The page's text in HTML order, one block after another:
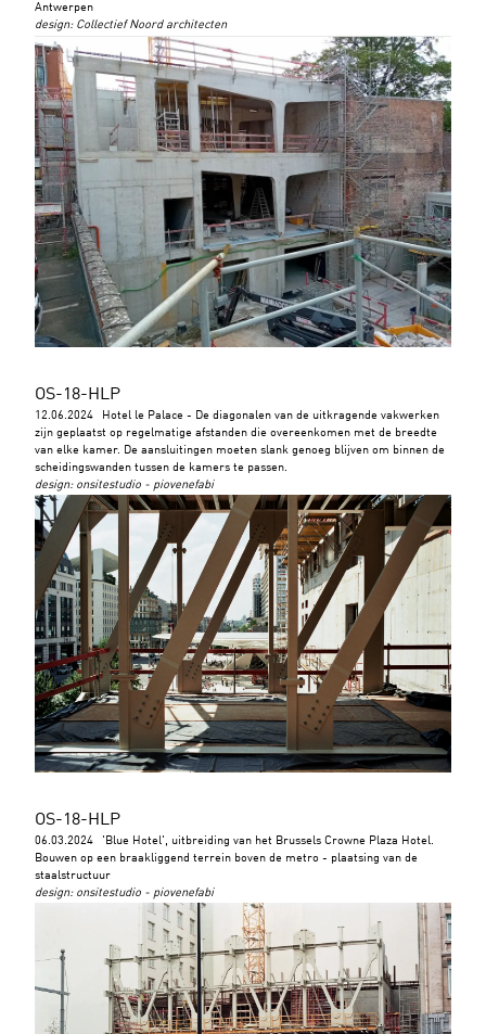
Antwerpen
design: Collectief Noord architecten
OS-18-HLP
12.06.2024
Hotel le Palace - De diagonalen van de uitkragende vakwerken
zijn geplaatst op regelmatige afstanden die overeenkomen met de breedte
van elke kamer. De aansluitingen moeten slank genoeg blijven om binnen de
scheidingswanden tussen de kamers te passen.
design: onsitestudio - piovenefabi
OS-18-HLP
06.03.2024
'Blue Hotel', uitbreiding van het Brussels Crowne Plaza Hotel.
Bouwen op een braakliggend terrein boven de metro - plaatsing van de
staalstructuur
design: onsitestudio - piovenefabi